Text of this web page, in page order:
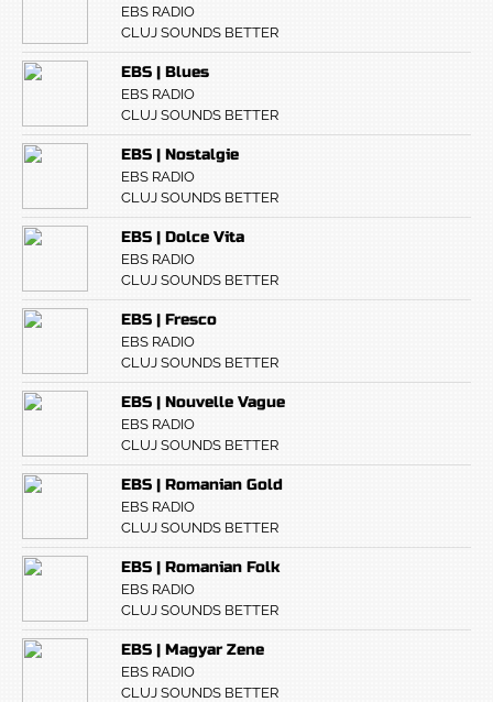
EBS RADIO
CLUJ SOUNDS BETTER
EBS | Blues
EBS RADIO
CLUJ SOUNDS BETTER
EBS | Nostalgie
EBS RADIO
CLUJ SOUNDS BETTER
EBS | Dolce Vita
EBS RADIO
CLUJ SOUNDS BETTER
EBS | Fresco
EBS RADIO
CLUJ SOUNDS BETTER
EBS | Nouvelle Vague
EBS RADIO
CLUJ SOUNDS BETTER
EBS | Romanian Gold
EBS RADIO
CLUJ SOUNDS BETTER
EBS | Romanian Folk
EBS RADIO
CLUJ SOUNDS BETTER
EBS | Magyar Zene
EBS RADIO
CLUJ SOUNDS BETTER